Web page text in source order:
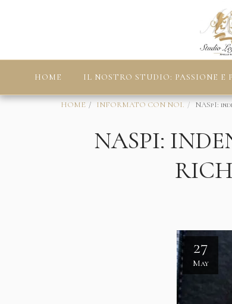
HOME IL NOSTRO STUDIO: PASSIONE E
HOME INFORMATO CON NOI. NASpI:
NASPI:
27
May